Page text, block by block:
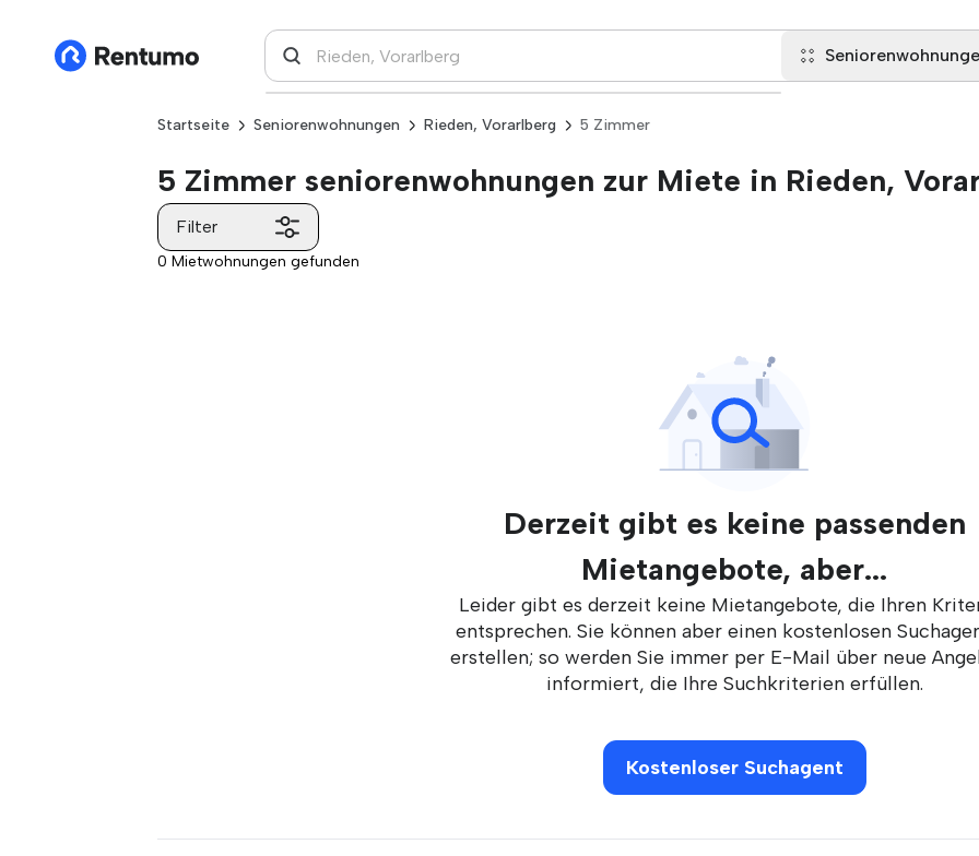
Startseite Seniorenwohnungen Rieden, Vorarlberg 5 Zimmer
5 Zimmer seniorenwohnungen zur Miete in Rieden,
Filter
0 Mietwohnungen gefunden
Derzeit gibt es keine passenden
Mietangebote, aber...
Leider gibt es derzeit keine Mietangebote, die Ihren
entsprechen. Sie können aber einen kostenlosen
erstellen; so werden Sie immer per E-Mail über neue
informiert, die Ihre Suchkriterien erfüllen.
Kostenloser Suchagent